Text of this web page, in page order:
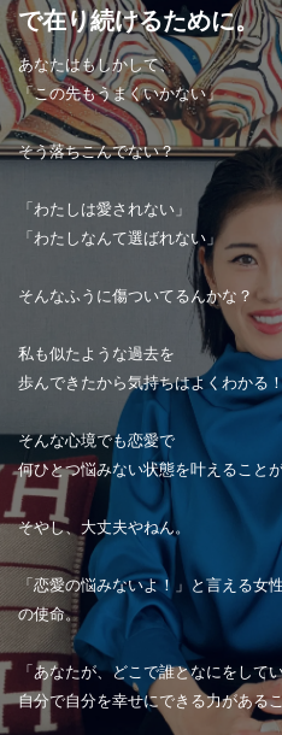
で在り続けるために。
あなたはもしかして、
「この先もうまくいかない」
そう落ちこんでない？
「わたしは愛されない」
「わたしなんて選ばれない」
そんなふうに傷ついてるんかな？
私も似たような過去を
歩んできたから気持ちはよくわかる
そんな心境でも恋愛で
何ひとつ悩みない状態を叶えること
そやし、大丈夫やねん。
「恋愛の悩みないよ！」と言える女
の使命。
「あなたが、どこで誰となにをしてい
自分で自分を幸せにできる力がある